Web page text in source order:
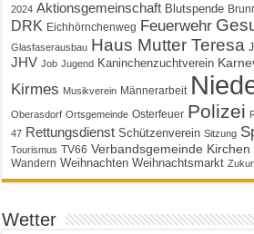
2024 Aktionsgemeinschaft Blutspende
DRK Eichhörnchenweg Feuerwehr
Glasfaserausbau Haus Mutter Teresa
JHV Job Jugend Kaninchenzuchtverein
Kirmes Musikverein Männerarbeit
Oberasdorf Ortsgemeinde Osterfeuer Polizei
47 Rettungsdienst Schützenverein Sitzung
Tourismus TV66 Verbandsgemeinde Kirchen
Wandern Weihnachten Weihnachtsmarkt
Wetter